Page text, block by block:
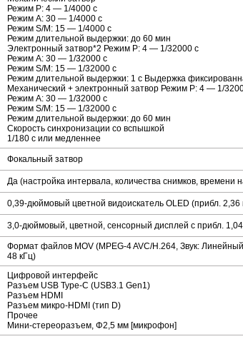
Режим P: 4 — 1/4000 с
Режим A: 30 — 1/4000 с
Режим S/M: 15 — 1/4000 с
Режим длительной выдержки: до 60 мин
Электронный затвор*2 Режим P: 4 — 1/32000 с
Режим A: 30 — 1/32000 с
Режим S/M: 15 — 1/32000 с
Режим длительной выдержки: 1 с Выдержка
Механический + электронный затвор Режим P: 4 — 1/
Режим A: 30 — 1/32000 с
Режим S/M: 15 — 1/32000 с
Режим длительной выдержки: до 60 мин
Скорость синхронизации со вспышкой
1/180 с или медленнее
Фокальный затвор
Да (настройка интервала, количества снимков, времени
0,39-дюймовый цветной видоискатель OLED (прибл. 2,36
3,0-дюймовый, цветной, сенсорный дисплей с прибл.
Формат файлов MOV (MPEG-4 AVC/H.264, Звук:
48 кГц)
Цифровой интерфейс
Разъем USB Type-C (USB3.1 Gen1)
Разъем HDMI
Разъем микро-HDMI (тип D)
Прочее
Мини-стереоразъем, Φ2,5 мм [микрофон]